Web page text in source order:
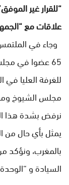
“للقرار غير
علاقات مع
وجاء في
للغرفة العليا في
مجلس الشيوخ
نرفض بشدة هذا
يمثل بأي حال من
بالمغرب، ونؤكد
السيادة و “الوحدة